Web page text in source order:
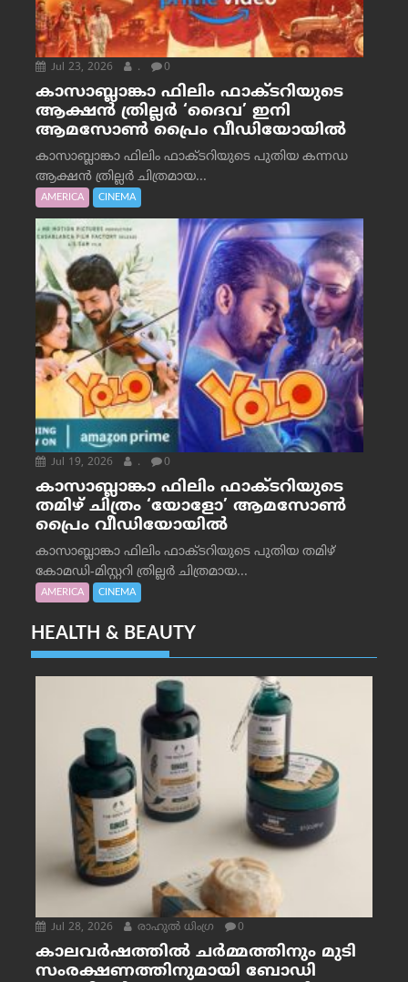
Jul 23, 2026 . 0
കാസാബ്ലാങ്കാ ഫിലിം ഫാക്ടറിയുടെ
ആക്ഷൻ ത്രില്ലർ ‘ദൈവ’ ഇനി
ആമസോൺ പ്രൈം വീഡിയോയിൽ
കാസാബ്ലാങ്കാ ഫിലിം ഫാക്ടറിയുടെ പുതിയ കന്നഡ
ആക്ഷൻ ത്രില്ലർ ചിത്രമായ...
AMERICA CINEMA
Jul 19, 2026 . 0
കാസാബ്ലാങ്കാ ഫിലിം ഫാക്ടറിയുടെ
തമിഴ് ചിത്രം ‘യോളോ’ ആമസോൺ
പ്രൈം വീഡിയോയിൽ
കാസാബ്ലാങ്കാ ഫിലിം ഫാക്ടറിയുടെ പുതിയ തമിഴ്
കോമഡി-മിസ്റ്ററി ത്രില്ലർ ചിത്രമായ...
AMERICA CINEMA
HEALTH & BEAUTY
Jul 28, 2026 രാഹുല്‍ ധിംഗ്ര 0
കാലവർഷത്തിൽ ചർമ്മത്തിനും മുടി
സംരക്ഷണത്തിനുമായി ബോഡി